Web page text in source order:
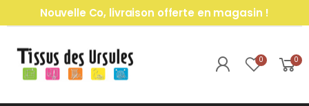
Nouvelle Co, livraison offerte en magasin !
0 0